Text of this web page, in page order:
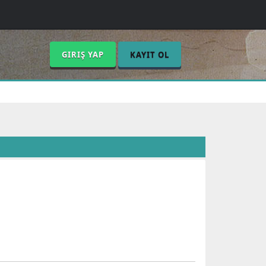
GIRIŞ YAP KAYIT OL